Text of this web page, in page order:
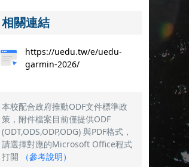
相關連結
https://uedu.tw/e/uedu-
garmin-2026/
本校配合政府推動ODF文件標準政
策，附件檔案目前僅提供ODF
(ODT,ODS,ODP,ODG) 與PDF格式，
請選擇對應的Microsoft Office程式
打開
（參考說明）